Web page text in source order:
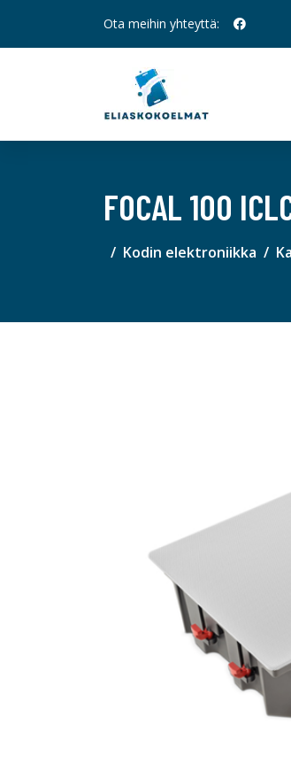
Ota meihin yhteyttä:
FOCAL 100
Kodin elektroniikka